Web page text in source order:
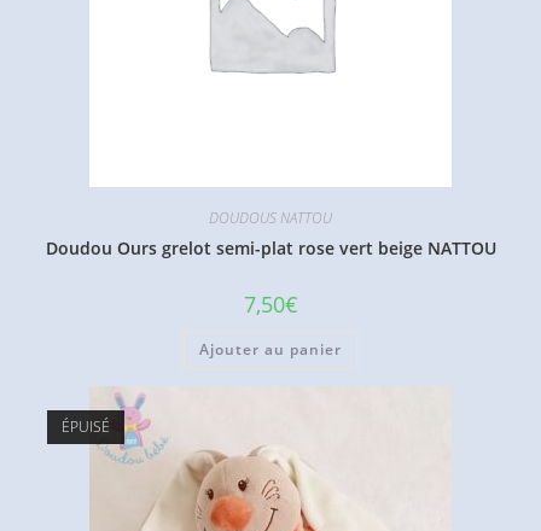
DOUDOUS NATTOU
Doudou Ours grelot semi-plat rose vert beige NATTOU
7,50€
Ajouter au panier
ÉPUISÉ